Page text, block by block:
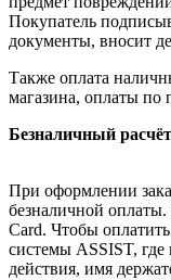
Покупатель
документы, вносит
Также оплата
магазина, оплаты по
Безналичный расчёт
При оформлении
безналичной
Card. Чтобы
системы ASSIST,
действия, имя